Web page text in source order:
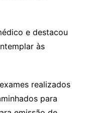
e destacou
às
realizados
para